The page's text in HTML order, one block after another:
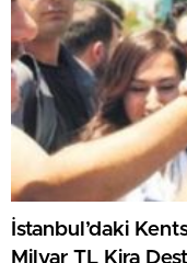
İstanbul’daki
Milyar TL Kira